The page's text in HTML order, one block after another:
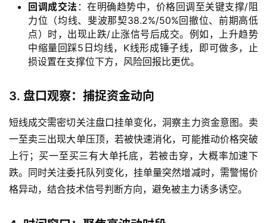
首
页
回调成交法 ：在明确趋势中，价格回调至关键支撑/阻
力位（均线、斐波那契38.2%/50%回撤位、前期高低
点）时，出现止跌/止涨信号后成交。例如，上升趋势
中缩量回踩5日均线，K线形成锤子线，即可做多，止
损设置在支撑位下方，风险回报比更优。
3. 盘口观察：捕捉资金动向
短线成交需密切关注盘口挂单变化，洞察主力资金意图。卖
一至卖三出现大单压顶，若被快速消化，可能推动价格突破
上行；买一至买三有大单托底，若被击穿，大概率加速下
跌。同时关注委托队列变化，挂单量突然增减时，需警惕价
格异动，结合技术信号判断方向，避免被主力诱多诱空。